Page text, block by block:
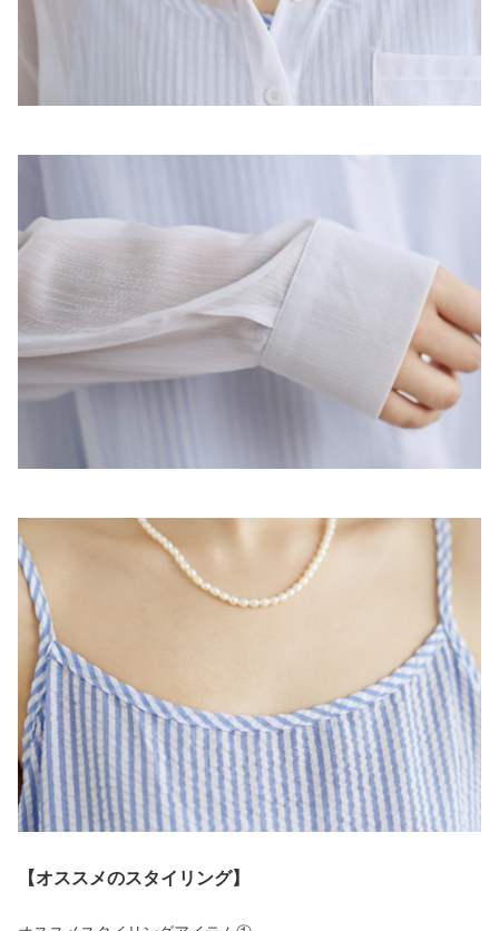
【オススメのスタイリング】